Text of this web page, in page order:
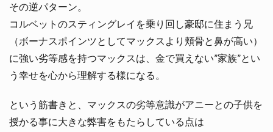
その逆パターン。
コルベットのスティングレイを乗り回し豪邸に住まう兄
（ボーナスポインツとしてマックスより頬骨と鼻が高い）
に強い劣等感を持つマックスは、金で買えない”家族”とい
う幸せを心から理解する様になる。
という筋書きと、マックスの劣等意識がアニーとの子供を
授かる事に大きな弊害をもたらしている点は